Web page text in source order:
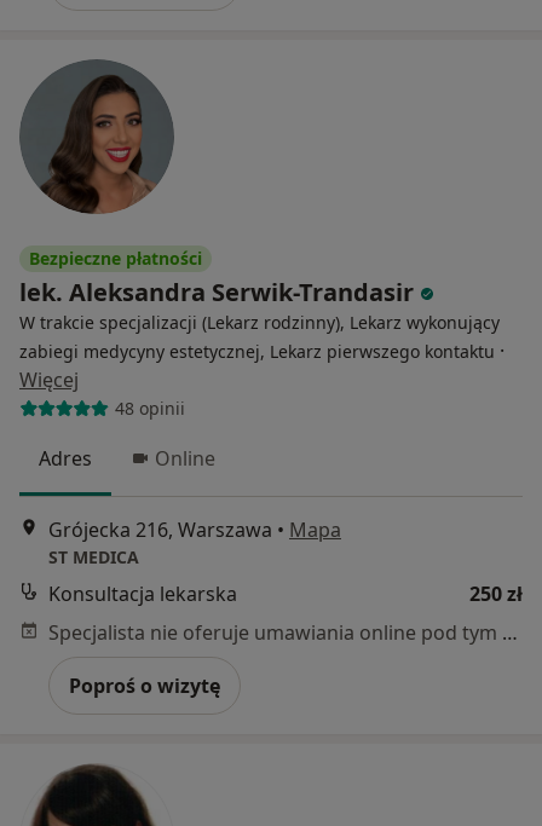
Bezpieczne płatności
lek. Aleksandra Serwik-Trandasir
W trakcie specjalizacji (Lekarz rodzinny), Lekarz wykonujący
zabiegi medycyny estetycznej, Lekarz pierwszego kontaktu ·
Więcej
48 opinii
Adres Online
Grójecka 216, Warszawa • Mapa
ST MEDICA
Konsultacja lekarska
250 zł
Specjalista nie oferuje umawiania online pod tym adresem.
Poproś o wizytę